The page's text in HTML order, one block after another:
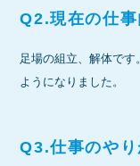
Q2.現在の仕
足場の組立、解体で
ようになりました。
Q3.仕事のやり